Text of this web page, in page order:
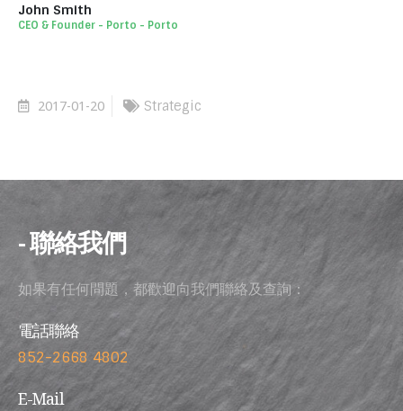
John Smith
CEO & Founder - Porto - Porto
2017-01-20 Strategic
- 聯絡我們
如果有任何問題，都歡迎向我們聯絡及查詢：
電話聯絡
852-2668 4802
E-Mail